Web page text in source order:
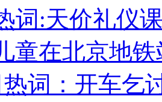
翻车
词:天价礼仪
童在北京地
热词：开车乞